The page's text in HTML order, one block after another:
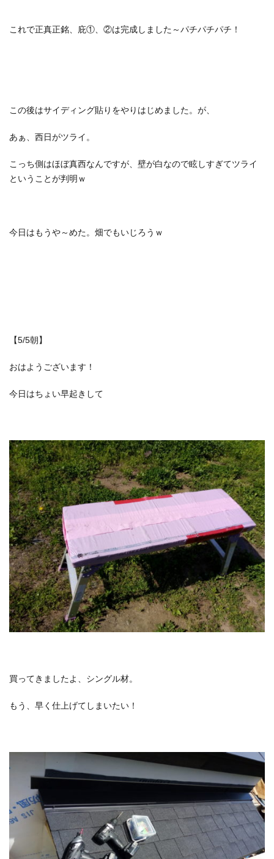
これで正真正銘、庇①、②は完成しました～パチパチパチ！
この後はサイディング貼りをやりはじめました。が、
あぁ、西日がツライ。
こっち側はほぼ真西なんですが、壁が白なので眩しすぎてツライ
ということが判明ｗ
今日はもうや～めた。畑でもいじろうｗ
【5/5朝】
おはようございます！
今日はちょい早起きして
買ってきましたよ、シングル材。
もう、早く仕上げてしまいたい！